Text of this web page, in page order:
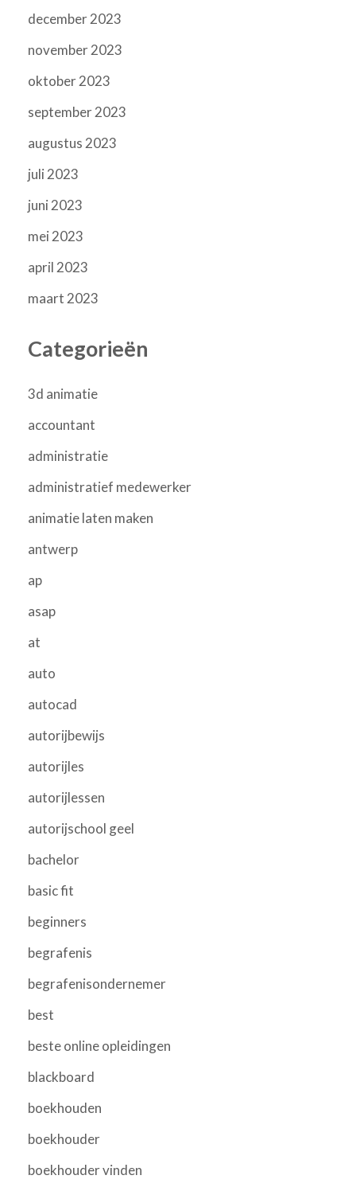
december 2023
november 2023
oktober 2023
september 2023
augustus 2023
juli 2023
juni 2023
mei 2023
april 2023
maart 2023
Categorieën
3d animatie
accountant
administratie
administratief medewerker
animatie laten maken
antwerp
ap
asap
at
auto
autocad
autorijbewijs
autorijles
autorijlessen
autorijschool geel
bachelor
basic fit
beginners
begrafenis
begrafenisondernemer
best
beste online opleidingen
blackboard
boekhouden
boekhouder
boekhouder vinden